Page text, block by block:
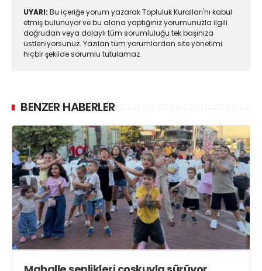
UYARI: Bu içeriğe yorum yazarak Topluluk Kuralları'nı kabul
etmiş bulunuyor ve bu alana yaptığınız yorumunuzla ilgili
doğrudan veya dolaylı tüm sorumluluğu tek başınıza
üstleniyorsunuz. Yazılan tüm yorumlardan site yönetimi
hiçbir şekilde sorumlu tutulamaz.
BENZER HABERLER